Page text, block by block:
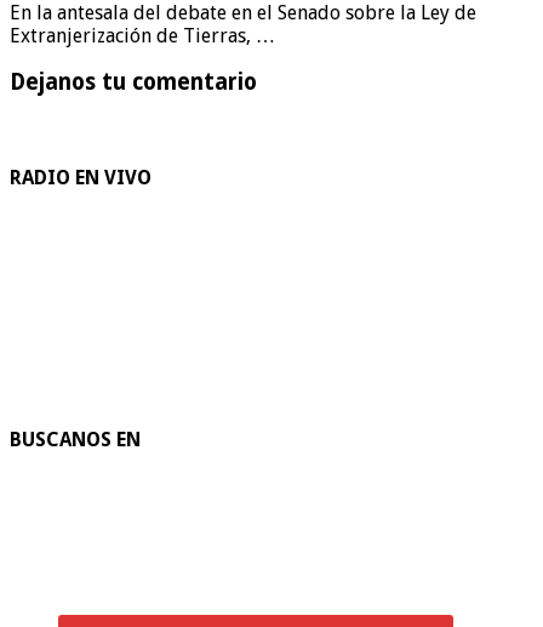
En la antesala del debate en el Senado sobre la Ley de
Extranjerización de Tierras, …
Dejanos tu comentario
RADIO EN VIVO
BUSCANOS EN